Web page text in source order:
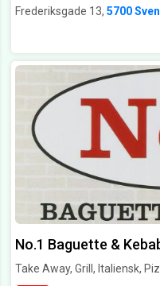
Frederiksgade 13, 5700
No.1 Baguette &
Take Away, Grill, Italiensk,